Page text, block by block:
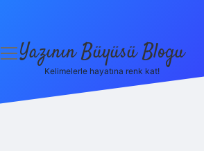
menüyü
Yazının Büyüsü Blogu
Kelimelerle hayatına renk kat!